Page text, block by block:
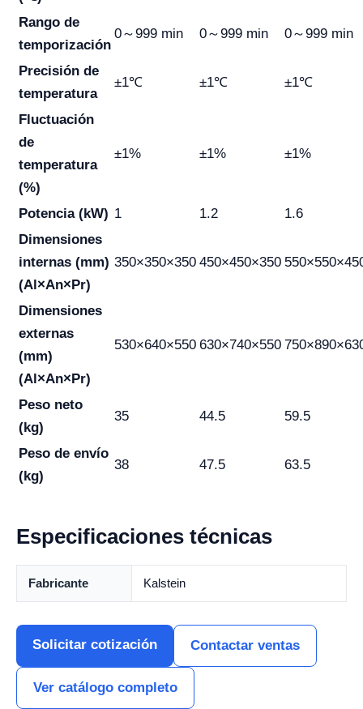
Rango de
temporización
0～999 min 0～999 min 0～999 min
Precisión de
temperatura
±1℃ ±1℃ ±1℃
Fluctuación
de
temperatura
(%)
±1% ±1% ±1%
Potencia (kW) 1 1.2
1.6
Dimensiones
internas (mm)
(Al×An×Pr)
350×350×350 450×450×350
Dimensiones
externas
(mm)
(Al×An×Pr)
530×640×550 630×740×550
Peso neto
(kg)
35 44.5 59.5
Peso de envío
(kg)
38 47.5 63.5
Especificaciones técnicas
Fabricante Kalstein
Solicitar cotización Contactar ventas
Ver catálogo completo